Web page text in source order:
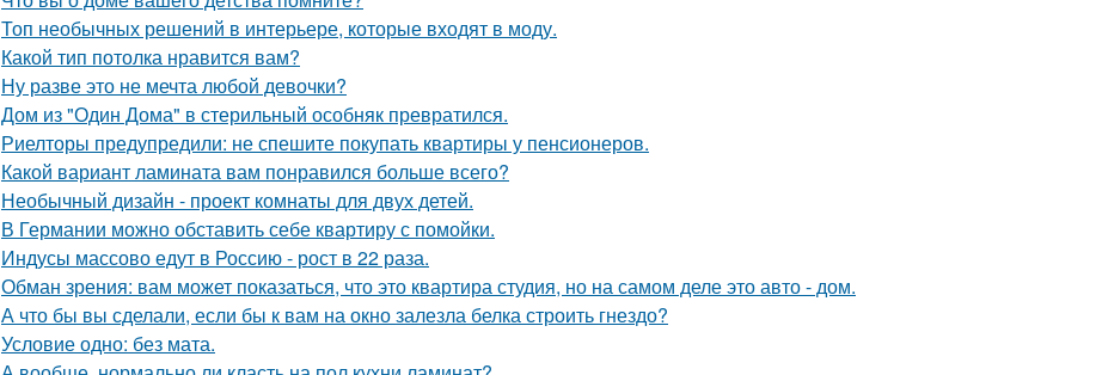
Топ необычных решений в интерьере, которые входят в моду.
Какой тип потолка нравится вам?
Ну разве это не мечта любой девочки?
Дом из "Один Дома" в стерильный особняк превратился.
Риелторы предупредили: не спешите покупать квартиры у пенсионеров.
Какой вариант ламината вам понравился больше всего?
Необычный дизайн - проект комнаты для двух детей.
В Германии можно обставить себе квартиру с помойки.
Индусы массово едут в Россию - рост в 22 раза.
Обман зрения: вам может показаться, что это квартира студия, но на самом деле это авто - дом.
А что бы вы сделали, если бы к вам на окно залезла белка строить гнездо?
Условие одно: без мата.